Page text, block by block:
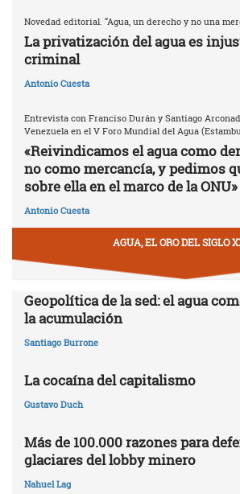
Novedad editorial. “Agua, un derecho y no una
La privatización del agua es
criminal
Antonio Cuesta
Entrevista con Franciso Durán y Santiago
Venezuela en el V Foro Mundial del Agua
«Reivindicamos el agua como
no como mercancía, y pedimos
sobre ella en el marco de la ONU»
Antonio Cuesta
AGUA, EL ORO DEL SIGLO
Geopolítica de la sed: el agua
la acumulación
Santiago Burrone
La cocaína del capitalismo
Gustavo Duch
Más de 100.000 razones para
glaciares del lobby minero
Nahuel Lag